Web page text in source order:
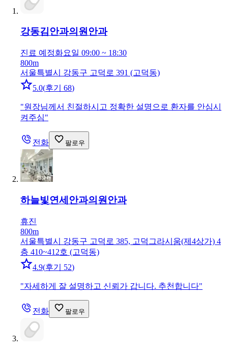
강동김안과의원안과
진료 예정화요일 09:00 ~ 18:30
800m
서울특별시 강동구 고덕로 391 (고덕동)
5.0(후기 68)
"원장님께서 친절하시고 정확한 설명으로 환자를 안심시
켜주심"
전화 팔로우
하늘빛연세안과의원 안과
휴진
800m
서울특별시 강동구 고덕로 385, 고덕그라시움(제4상가) 4
층 410~412호 (고덕동)
4.9(후기 52)
"자세하게 잘 설명하고 신뢰가 갑니다. 추천합니다"
전화 팔로우